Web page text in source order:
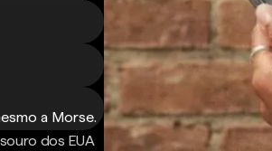
a Morse.
dos EUA